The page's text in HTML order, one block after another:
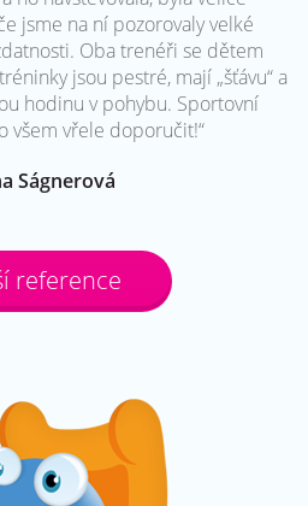
jsme na ní pozorovaly velké
Oba trenéři se dětem
jsou pestré, mají „šťávu“ a
hodinu v pohybu. Sportovní
všem vřele doporučit!“
Ságnerová
reference